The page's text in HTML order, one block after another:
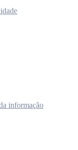
informação